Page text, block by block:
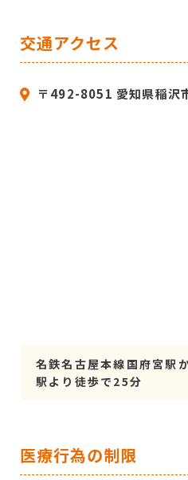
交通アクセス
〒492-8051 愛知県稲沢
名鉄名古屋本線国府宮駅
駅より徒歩で25分
医療行為の制限